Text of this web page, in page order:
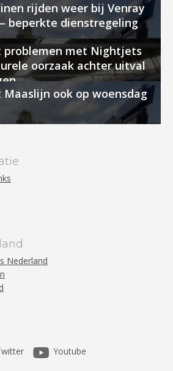
rijden weer bij Venray
beperkte dienstregeling
problemen met Nightjets
oorzaak achter uitval
ook op woensdag
Nederland
Youtube